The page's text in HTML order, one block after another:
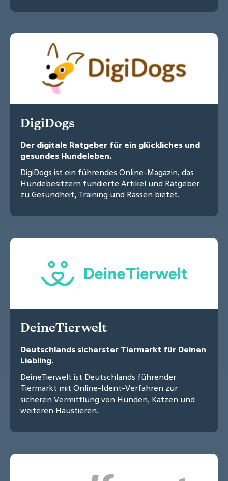
DigiDogs
Der digitale Ratgeber für ein glückliches und
gesundes Hundeleben.
DigiDogs ist ein führendes Online-Magazin, das
Hundebesitzern fundierte Artikel und Ratgeber
zu Gesundheit, Training und Rassen bietet.
DeineTierwelt
Deutschlands sicherster Tiermarkt für Deinen
Liebling.
DeineTierwelt ist Deutschlands führender
Tiermarkt mit Online-Ident-Verfahren zur
sicheren Vermittlung von Hunden, Katzen und
weiteren Haustieren.